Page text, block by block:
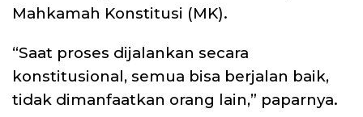
Mahkamah Konstitusi (MK).
“Saat proses dijalankan secara
konstitusional, semua bisa berjalan baik,
tidak dimanfaatkan orang lain,” paparnya.